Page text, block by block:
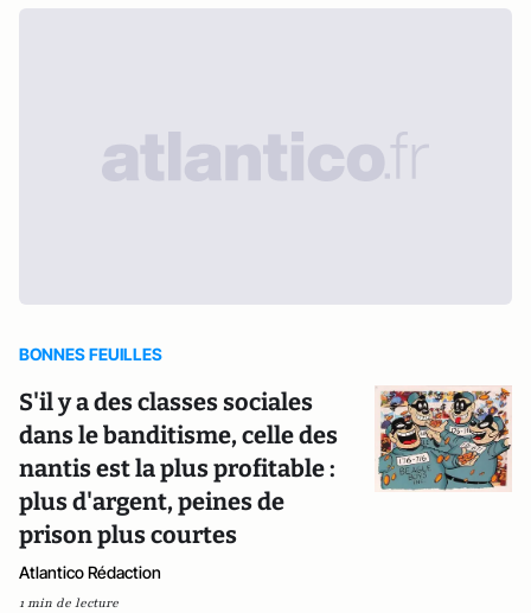
BONNES FEUILLES
S'il y a des classes sociales
dans le banditisme, celle des
nantis est la plus profitable :
plus d'argent, peines de
prison plus courtes
Atlantico Rédaction
1 min de lecture